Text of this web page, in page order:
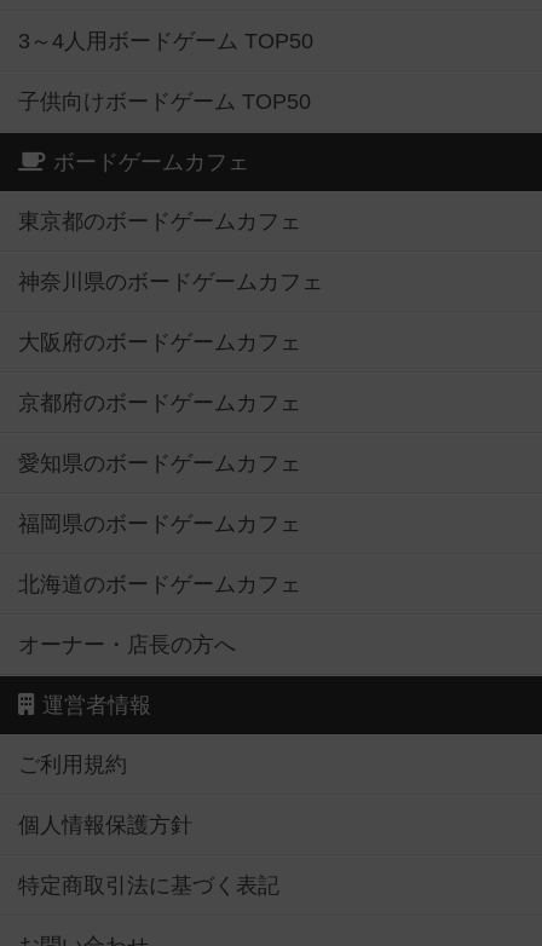
3～4人用ボードゲーム TOP50
子供向けボードゲーム TOP50
ボードゲームカフェ
東京都のボードゲームカフェ
神奈川県のボードゲームカフェ
大阪府のボードゲームカフェ
京都府のボードゲームカフェ
愛知県のボードゲームカフェ
福岡県のボードゲームカフェ
北海道のボードゲームカフェ
オーナー・店長の方へ
運営者情報
ご利用規約
個人情報保護方針
特定商取引法に基づく表記